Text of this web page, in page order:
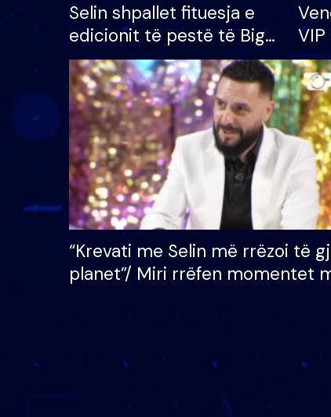
Selin shpallet fituesja e
edicionit të pestë të Big
Brother VIP, rrëmben
çmimin e madh prej 100
mijë eurosh
“Krevati me Selin më rrëzoi të
planet”/ Miri rrëfen momentet
mungojë zilja e mëngjesit kur…